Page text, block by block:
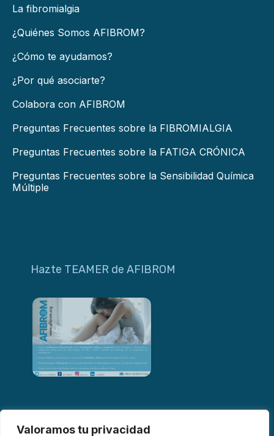
Valoramos tu privacidad
La fibromialgia
¿Quiénes Somos AFIBROM?
¿Cómo te ayudamos?
¿Por qué asociarte?
Colabora con AFIBROM
Preguntas Frecuentes sobre la FIBROMIALGIA
Preguntas Frecuentes sobre la FATIGA CRÓNICA
Preguntas Frecuentes sobre la Sensibilidad Química
Múltiple
Hazte TEAMER de AFIBROM